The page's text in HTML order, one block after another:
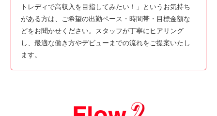
トレディで高収入を目指してみたい！」というお気持ち
がある方は、ご希望の出勤ペース・時間帯・目標金額な
どをお聞かせください。スタッフが丁寧にヒアリング
し、最適な働き方やデビューまでの流れをご提案いたし
ます。